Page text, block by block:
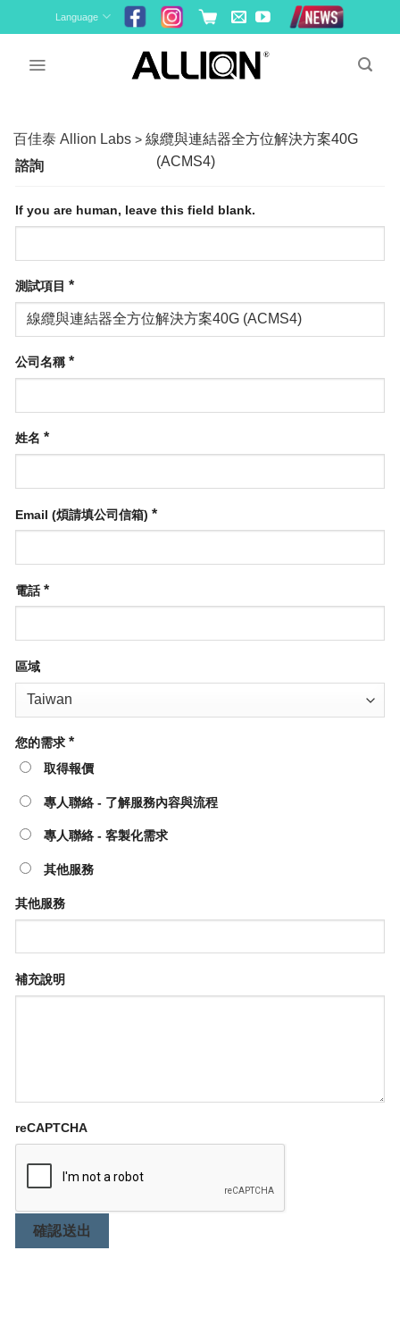
to
Language
百佳泰 Allion Labs >線纜與連結器全方位解決方案40G
(ACMS4)
諮詢
If you are human, leave this field blank.
測試項目 *
公司名稱*
姓名 *
Email (煩請填公司信箱) *
電話*
區域
您的需求 *
取得報價
專人聯絡 - 了解服務內容與流程
專人聯絡 - 客製化需求
其他服務
其他服務
補充說明
reCAPTCHA
確認送出